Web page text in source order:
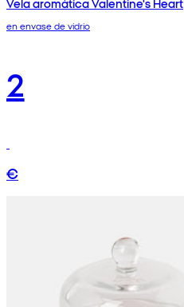
Vela aromática Valentine's Heart
en envase de vidrio
2
€